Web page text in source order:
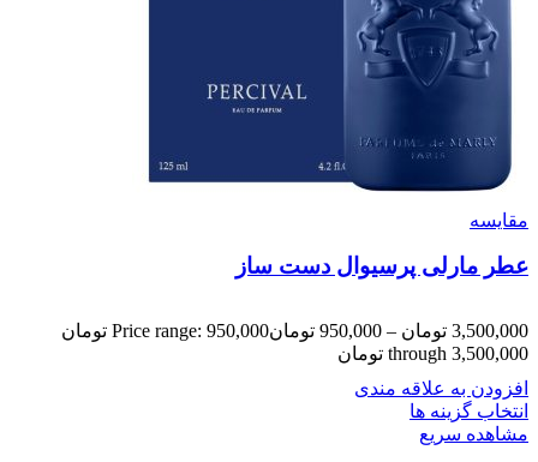
مقایسه
عطر مارلی پرسیوال دست ساز
3,500,000 تومان –
950,000 تومان
Price range: 950,000 تومان
through 3,500,000 تومان
افزودن به علاقه مندی
انتخاب گزینه ها
مشاهده سریع